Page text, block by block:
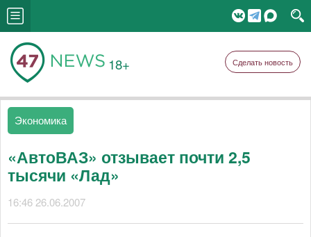
18+ Сделать новость
Экономика
«АвтоВАЗ» отзывает почти 2,5
тысячи «Лад»
16:46 26.06.2007